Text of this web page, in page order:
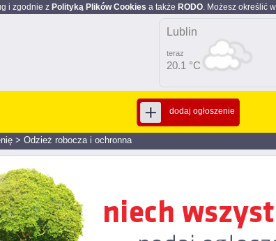
i zgodnie z Polityką Plików Cookies a także RODO. Możesz określić
Lublin
teraz
20.1 °C
dodaj ogłoszenie
> Odzież robocza i ochronna